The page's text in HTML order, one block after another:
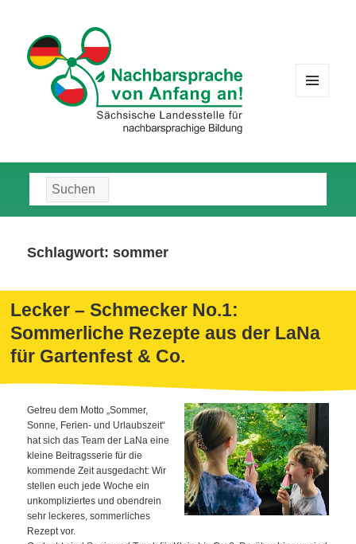
Suche
nach:
Schlagwort:sommer
Lecker – Schmecker No.1:
Sommerliche Rezepte aus der LaNa
für Gartenfest & Co.
Getreu dem Motto „Sommer,
Sonne, Ferien- und Urlaubszeit“
hat sich das Team der LaNa eine
kleine Beitragsserie für die
kommende Zeit ausgedacht: Wir
stellen euch jede Woche ein
unkompliziertes und obendrein
sehr leckeres, sommerliches
Rezept vor.